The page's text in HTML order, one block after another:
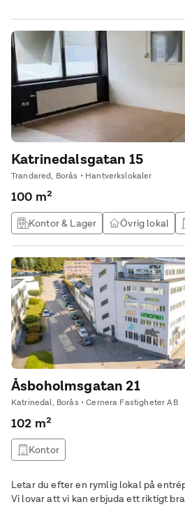
Katrinedalsgatan 15
Trandared, Borås • Hantverkslokaler
100 m²
Kontor & Lager Övrig lokal
Studio / atlejé
Åsboholmsgatan 21
Katrinedal, Borås • Cernera Fastigheter AB
102 m²
Kontor
Letar du efter en rymlig lokal på
Vi lovar att vi kan erbjuda ett riktigt